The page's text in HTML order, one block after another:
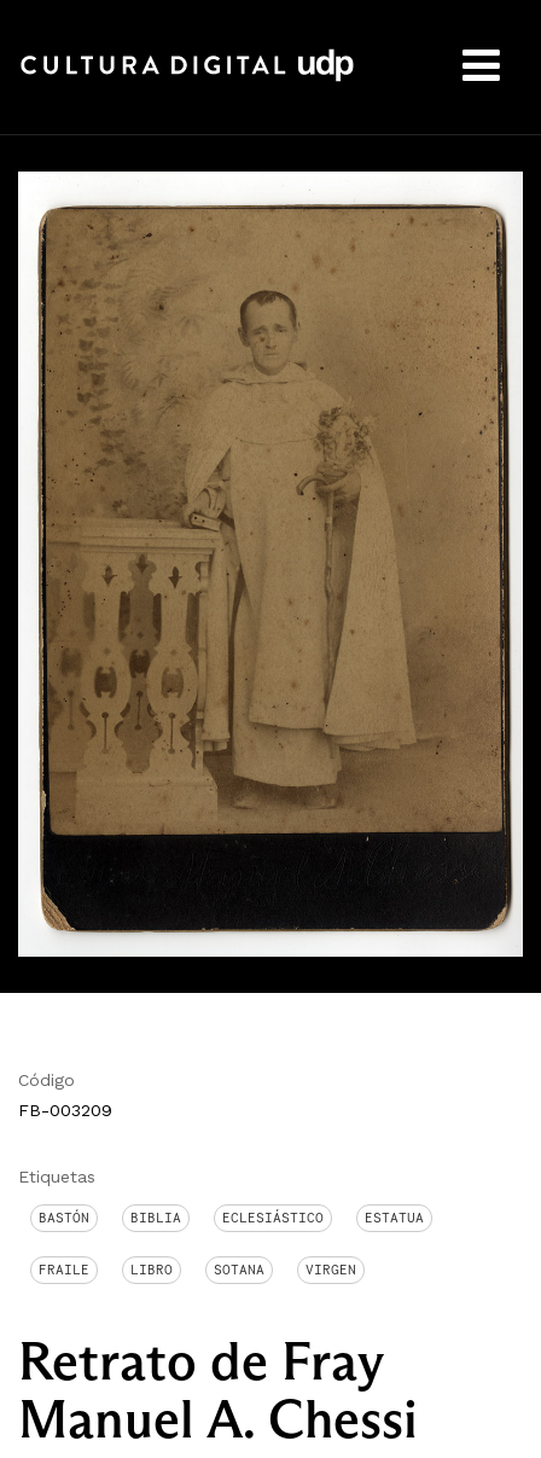
Código
FB-003209
Etiquetas
BASTÓN BIBLIA ECLESIÁSTICO ESTATUA
FRAILE LIBRO SOTANA VIRGEN
Retrato de Fray
Manuel A. Chessi